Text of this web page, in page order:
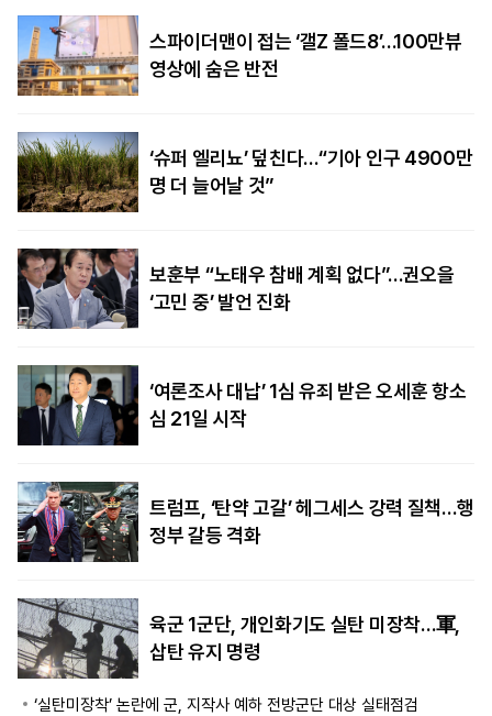
스파이더맨이 접는 ‘갤Z 폴드8’…100만뷰
영상에 숨은 반전
‘슈퍼 엘리뇨’ 덮친다…“기아 인구 4900만
명 더 늘어날 것”
보훈부 “노태우 참배 계획 없다”…권오을
‘고민 중’ 발언 진화
‘여론조사 대납’ 1심 유죄 받은 오세훈 항소
심 21일 시작
트럼프, ‘탄약 고갈’ 헤그세스 강력 질책…행
정부 갈등 격화
육군 1군단, 개인화기도 실탄 미장착…軍,
삽탄 유지 명령
‘실탄미장착’ 논란에 군, 지작사 예하 전방군단 대상 실태점검